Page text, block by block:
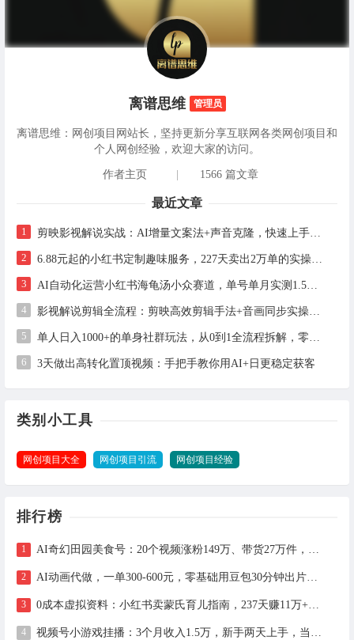
离谱思维 管理员
离谱思维：网创项目网站长，坚持更新分享互联网各类网创项目和
个人网创经验，欢迎大家的访问。
作者主页 1566 篇文章
最近文章
1 剪映影视解说实战：AI增量文案法+声音克隆，快速上手精选级解说
2 6.88元起的小红书定制趣味服务，227天卖出2万单的实操拆解
3 AI自动化运营小红书海龟汤小众赛道，单号单月实测1.5w+，多账号矩阵操作全解析
4 影视解说剪辑全流程：剪映高效剪辑手法+音画同步实操指南
5 单人日入1000+的单身社群玩法，从0到1全流程拆解，零基础也能照做
6 3天做出高转化置顶视频：手把手教你用AI+日更稳定获客
类别小工具
网创项目大全 网创项目引流 网创项目经验
排行榜